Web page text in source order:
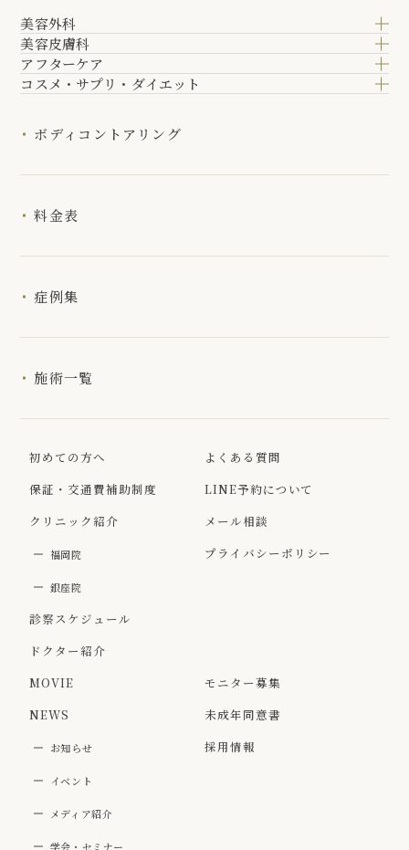
美容外科
美容皮膚科
アフターケア
コスメ・サプリ・ダイエット
ボディコントアリング
料金表
症例集
施術一覧
初めての方へ
保証・交通費補助制度
クリニック紹介
福岡院
銀座院
診察スケジュール
ドクター紹介
MOVIE
NEWS
お知らせ
イベント
メディア紹介
学会・セミナー
よくある質問
LINE予約について
メール相談
プライバシーポリシー
モニター募集
未成年同意書
採用情報